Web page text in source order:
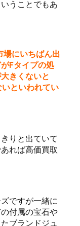
うことでもあ
場にいちばん出
Fタイプの処
きくないと
いといわれてい
りと出ていて
れば高価買取
ですが一緒に
付属の宝石や
ブランドジュ